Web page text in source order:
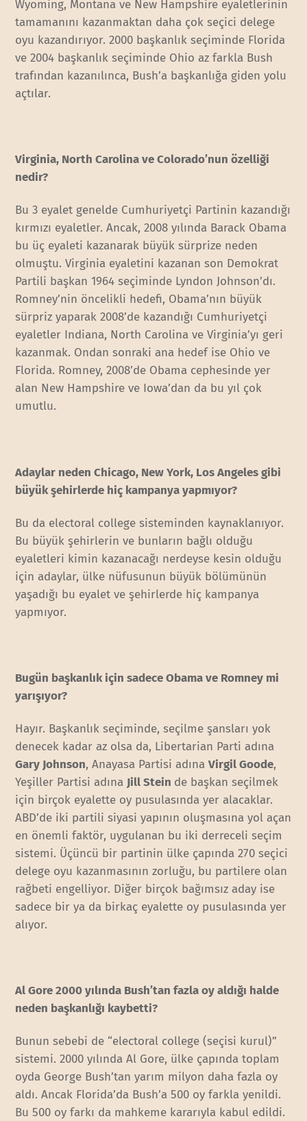
Wyoming, Montana ve New Hampshire eyaletlerinin
tamamanını kazanmaktan daha çok seçici delege
oyu kazandırıyor. 2000 başkanlık seçiminde Florida
ve 2004 başkanlık seçiminde Ohio az farkla Bush
trafından kazanılınca, Bush’a başkanlığa giden yolu
açtılar.
Virginia, North Carolina ve Colorado’nun özelliği
nedir?
Bu 3 eyalet genelde Cumhuriyetçi Partinin kazandığı
kırmızı eyaletler. Ancak, 2008 yılında Barack Obama
bu üç eyaleti kazanarak büyük sürprize neden
olmuştu. Virginia eyaletini kazanan son Demokrat
Partili başkan 1964 seçiminde Lyndon Johnson’dı.
Romney’nin öncelikli hedefi, Obama’nın büyük
sürpriz yaparak 2008’de kazandığı Cumhuriyetçi
eyaletler Indiana, North Carolina ve Virginia’yı geri
kazanmak. Ondan sonraki ana hedef ise Ohio ve
Florida. Romney, 2008’de Obama cephesinde yer
alan New Hampshire ve Iowa’dan da bu yıl çok
umutlu.
Adaylar neden Chicago, New York, Los Angeles gibi
büyük şehirlerde hiç kampanya yapmıyor?
Bu da electoral college sisteminden kaynaklanıyor.
Bu büyük şehirlerin ve bunların bağlı olduğu
eyaletleri kimin kazanacağı nerdeyse kesin olduğu
için adaylar, ülke nüfusunun büyük bölümünün
yaşadığı bu eyalet ve şehirlerde hiç kampanya
yapmıyor.
Bugün başkanlık için sadece Obama ve Romney mi
yarışıyor?
Hayır. Başkanlık seçiminde, seçilme şansları yok
denecek kadar az olsa da, Libertarian Parti adına
Gary Johnson, Anayasa Partisi adınaVirgil Goode,
Yeşiller Partisi adına Jill Stein de başkan seçilmek
için birçok eyalette oy pusulasında yer alacaklar.
ABD’de iki partili siyasi yapının oluşmasına yol açan
en önemli faktör, uygulanan bu iki derreceli seçim
sistemi. Üçüncü bir partinin ülke çapında 270 seçici
delege oyu kazanmasının zorluğu, bu partilere olan
rağbeti engelliyor. Diğer birçok bağımsız aday ise
sadece bir ya da birkaç eyalette oy pusulasında yer
alıyor.
Al Gore 2000 yılında Bush’tan fazla oy aldığı halde
neden başkanlığı kaybetti?
Bunun sebebi de “electoral college (seçisi kurul)”
sistemi. 2000 yılında Al Gore, ülke çapında toplam
oyda George Bush’tan yarım milyon daha fazla oy
aldı. Ancak Florida’da Bush’a 500 oy farkla yenildi.
Bu 500 oy farkı da mahkeme kararıyla kabul edildi.